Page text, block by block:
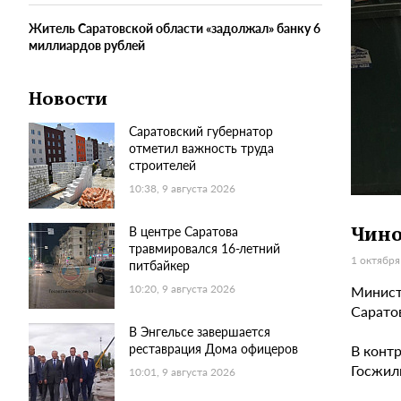
Житель Саратовской области «задолжал» банку 6
миллиардов рублей
Новости
Саратовский губернатор
отметил важность труда
строителей
10:38, 9 августа 2026
В центре Саратова
травмировался 16-летний
питбайкер
10:20, 9 августа 2026
В Энгельсе завершается
реставрация Дома офицеров
10:01, 9 августа 2026
1
В